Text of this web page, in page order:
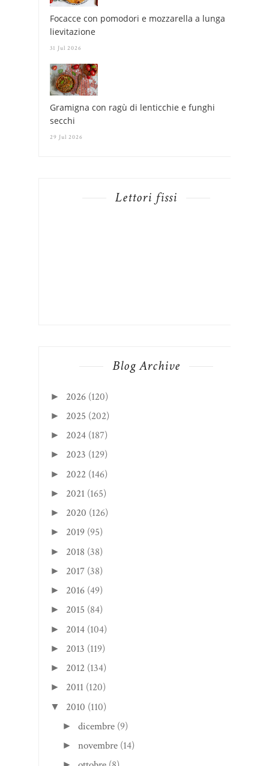
Focacce con pomodori e mozzarella a lunga
lievitazione
31 Jul 2026
Gramigna con ragù di lenticchie e funghi
secchi
29 Jul 2026
Lettori fissi
Blog Archive
► 2026 (120)
► 2025 (202)
► 2024 (187)
► 2023 (129)
► 2022 (146)
► 2021 (165)
► 2020 (126)
► 2019 (95)
► 2018 (38)
► 2017 (38)
► 2016 (49)
► 2015 (84)
► 2014 (104)
► 2013 (119)
► 2012 (134)
► 2011 (120)
▼ 2010 (110)
►dicembre (9)
►novembre (14)